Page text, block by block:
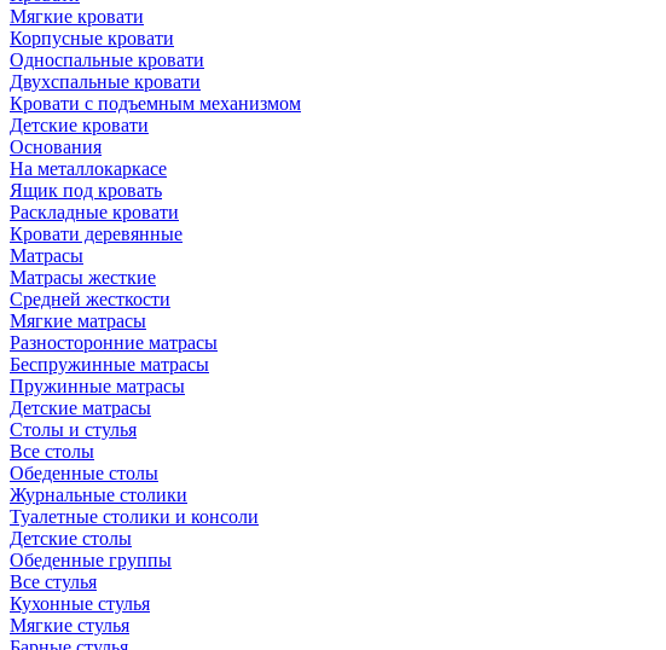
Мягкие кровати
Корпусные кровати
Односпальные кровати
Двухспальные кровати
Кровати с подъемным механизмом
Детские кровати
Основания
На металлокаркасе
Ящик под кровать
Раскладные кровати
Кровати деревянные
Матрасы
Матрасы жесткие
Средней жесткости
Мягкие матрасы
Разносторонние матрасы
Беспружинные матрасы
Пружинные матрасы
Детские матрасы
Столы и стулья
Все столы
Обеденные столы
Журнальные столики
Туалетные столики и консоли
Детские столы
Обеденные группы
Все стулья
Кухонные стулья
Мягкие стулья